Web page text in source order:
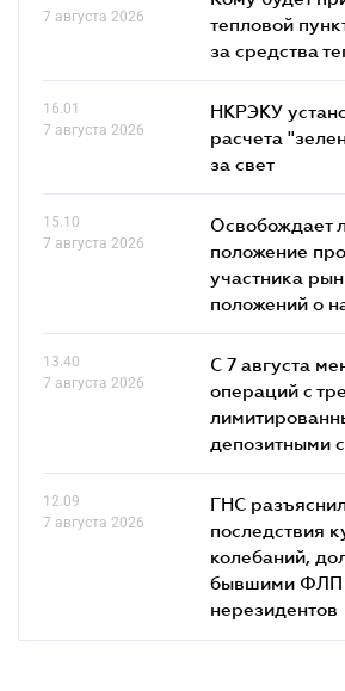
7 августа 2026
тепловой
за средства
16.01
7 августа 2026
НКРЭКУ
расчета
за свет
15.10
7 августа 2026
Освобождает
положение
участника
положений о
13.40
7 августа 2026
С 7 августа
операций с
депозитными
12.09
7 августа 2026
ГНС
последствия
колебаний,
бывшими ФЛП
нерезидентов